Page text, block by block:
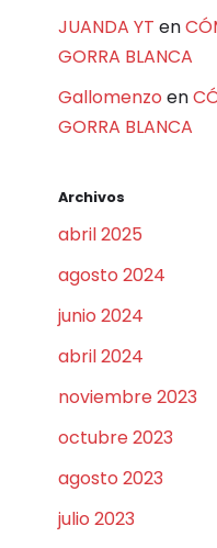
JUANDA YT en
GORRA BLANCA
Gallomenzo en
GORRA BLANCA
Archivos
abril 2025
agosto 2024
junio 2024
abril 2024
noviembre 2023
octubre 2023
agosto 2023
julio 2023